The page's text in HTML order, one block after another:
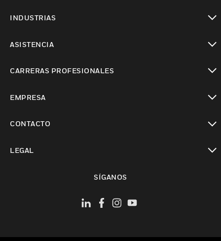
INDUSTRIAS
ASISTENCIA
CARRERAS PROFESIONALES
EMPRESA
CONTACTO
LEGAL
SÍGANOS